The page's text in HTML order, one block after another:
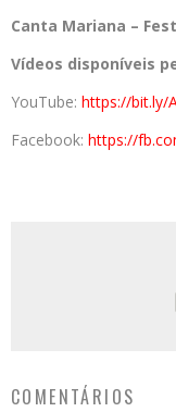
Canta Mariana –
Vídeos disponíveis
YouTube: https://bit.ly/
Facebook: https://
COMENTÁRIOS